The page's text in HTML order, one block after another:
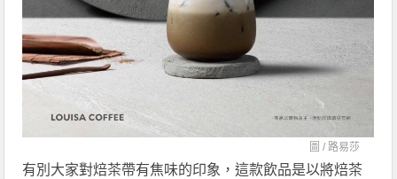
圖 /路易莎
有別大家對焙茶帶有焦味的印象，這款飲品是以將焙茶